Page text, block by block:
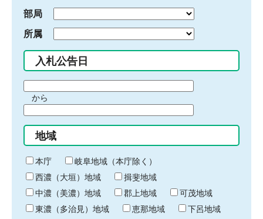
部局
所属
入札公告日
間
始
り
から
間
終
わ
り
地域
本庁
岐阜地域（本庁除く）
西濃（大垣）地域
揖斐地域
中濃（美濃）地域
郡上地域
可茂地域
東濃（多治見）地域
恵那地域
下呂地域